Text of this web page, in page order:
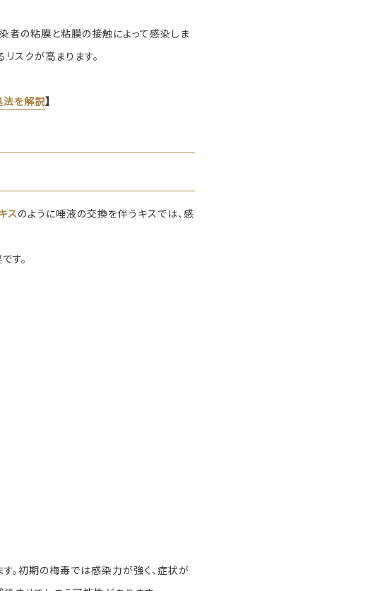
者の粘膜と粘膜の接触によって感染しま
スクが高まります。
法を解説】
スのように唾液の交換を伴うキスでは、感
す。
。初期の梅毒では感染力が強く、症状が